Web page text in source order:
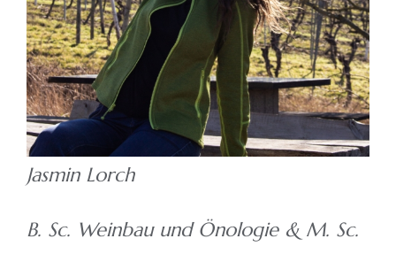
Jasmin Lorch
B. Sc. Weinbau und Önologie & M. Sc.